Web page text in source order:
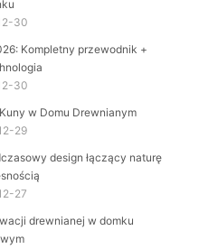
30
Kompletny przewodnik +
30
w Domu Drewnianym
29
design łączący naturę
27
drewnianej w domku